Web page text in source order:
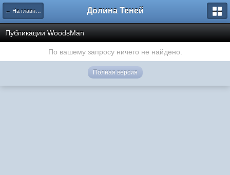
← На главную Долина Теней
Публикации WoodsMan
По вашему запросу ничего не найдено.
Полная версия